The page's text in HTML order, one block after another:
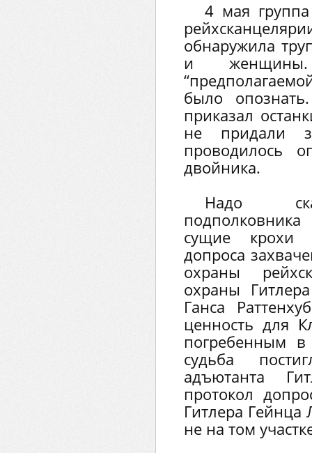
4 мая
обнаружила
и женщины.
было
приказал
не придали
проводилось
двойника.
Надо
сущие крохи
допроса
охраны
охраны
Ганса
ценность для
погребенным
судьба
адъютанта
протокол
Гитлера
не на том